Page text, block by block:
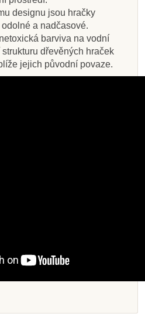
designu jsou hračky
a nadčasové.
barviva na vodní
dřevěných hraček
jejich původní povaze.